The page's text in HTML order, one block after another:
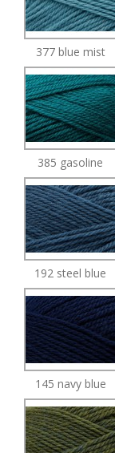
377 blue mist
385 gasoline
192 steel blue
145 navy blue